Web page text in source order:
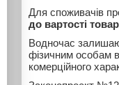
Для споживачів
до вартості
Водночас
фізичним особам
комерційного